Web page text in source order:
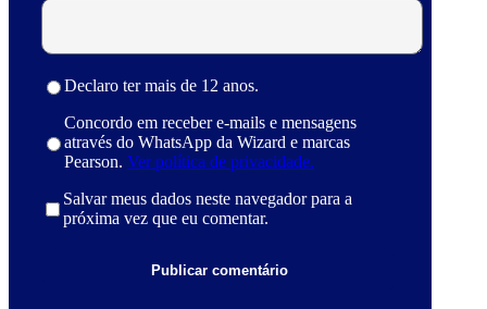
Declaro ter mais de 12 anos.
Concordo em receber e-mails e mensagens
através do WhatsApp da Wizard e marcas
Pearson. Ver política de privacidade.
Salvar meus dados neste navegador para a
próxima vez que eu comentar.